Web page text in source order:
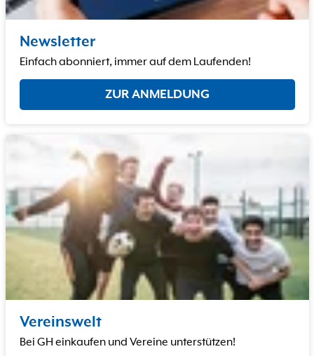
Newsletter
Einfach abonniert, immer auf dem Laufenden!
ZUR ANMELDUNG
Vereinswelt
Bei GH einkaufen und Vereine unterstützen!